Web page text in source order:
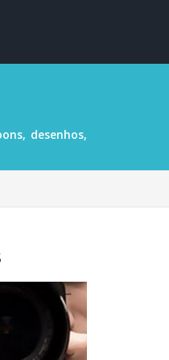
desenhos,